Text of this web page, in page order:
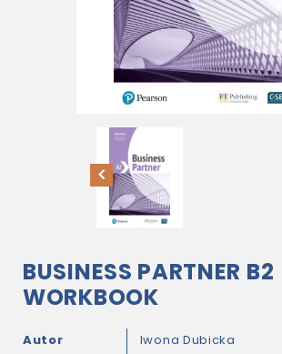
BUSINESS PARTNER B2
WORKBOOK
Autor
Iwona Dubicka